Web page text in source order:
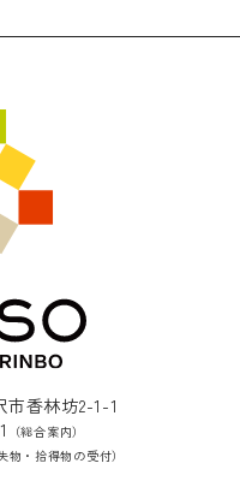
市香林坊2-1-1
（総合案内）
物・拾得物の受付）